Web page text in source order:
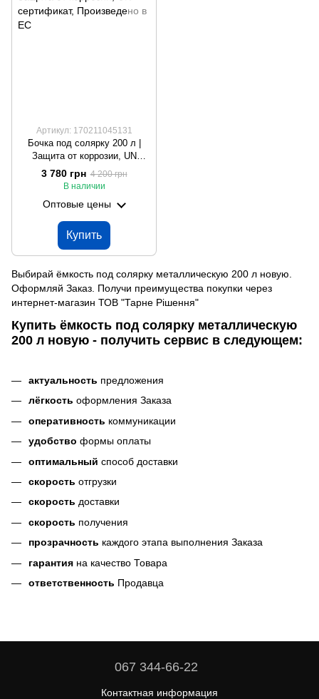
Артикул: 170211045131
Бочка под солярку 200 л |
Защита от коррозии, UN
сертификат, Произведено в
ЕС
3 780 грн 4 200 грн
В наличии
Оптовые цены
Купить
Выбирай ёмкость под солярку металлическую 200 л новую.
Оформляй Заказ. Получи преимущества покупки через
интернет-магазин ТОВ "Тарне Рішення"
Купить ёмкость под солярку металлическую
200 л новую - получить сервис в следующем:
актуальность предложения
лёгкость оформления Заказа
оперативность коммуникации
удобство формы оплаты
оптимальный способ доставки
скорость отгрузки
скорость доставки
скорость получения
прозрачность каждого этапа выполнения Заказа
гарантия на качество Товара
ответственность Продавца
067 344-66-22
Контактная информация